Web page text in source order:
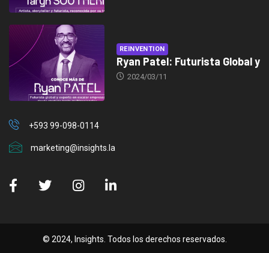
REINVENTION
Ryan Patel: Futurista Global y
2024/03/11
+593 99-098-0114
marketing@insights.la
© 2024, Insights. Todos los derechos reservados.